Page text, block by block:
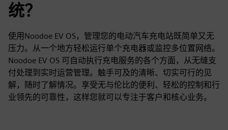
统？
使用Noodoe EV OS，管理您的电动汽车充电站既简单又无
压力。从一个地方轻松运行单个充电器或监控多位置网络。
Noodoe EV OS 可自动执行充电服务的各个方面，从无缝支
付处理到实时运营管理。触手可及的清晰、切实可行的见
解，随时了解情况。享受无与伦比的便利、轻松的控制和行
业领先的可靠性，这样您就可以专注于客户和核心业务。